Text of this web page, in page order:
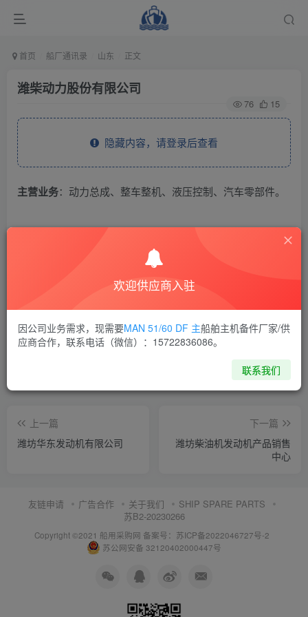
首页 船厂通讯录 山东 正文
潍柴动力股份有限公司
76 15
隐藏内容，请登录后查看
主营业务：动力总成、整车整机、液压控制、汽车零部件。
THE END
喜欢就支持一下吧
上一篇
潍坊华东发动机有限公司
下一篇
潍坊柴油机发动机产品销售
中心
友链申请 广告合作 关于我们
SHIP SPARE PARTS
苏B2-20230266
Copyright ©2021 船用采购网 备案号：苏ICP备2022046727号-2
苏公网安备 32120402000447号
欢迎供应商入驻
因公司业务需求，现需要MAN 51/60 DF 主船舶主机备件厂家/供
应商合作，联系电话（微信）：15722836086。
联系我们